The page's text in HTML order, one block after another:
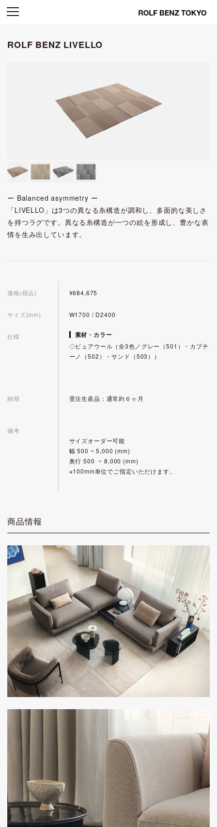
ROLF BENZ LIVELLO
ー Balanced asymmetry ー
「LIVELLO」は3つの異なる糸構造が調和し、多面的な美しさ
を持つラグです。異なる糸構造が一つの絵を形成し、豊かな表
情を生み出しています。
価格(税込) ¥684,675
サイズ(mm) W1700 / D2400
仕様 素材・カラー
◇ピュアウール（全3色／グレー（501）・カプチ
ーノ（502）・サンド（503））
納期 受注生産品：通常約６ヶ月
備考
サイズオーダー可能
幅 500 ~ 5,000 (mm)
奥行 500 ~ 8,000 (mm)
※100mm単位でご指定いただけます。
商品情報